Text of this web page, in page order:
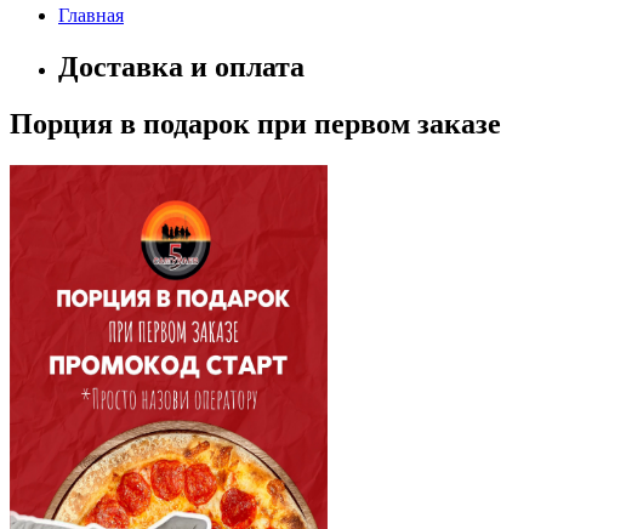
Главная
Доставка и оплата
Порция в подарок при первом заказе